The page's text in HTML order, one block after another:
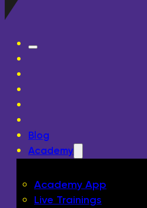
Blog
Academy
Academy App
Live Trainings